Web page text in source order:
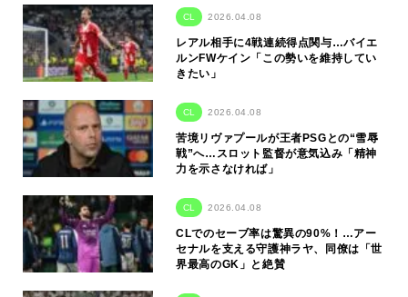
CL 2026.04.08
レアル相手に4戦連続得点関与…バイエ
ルンFWケイン「この勢いを維持してい
きたい」
CL 2026.04.08
苦境リヴァプールが王者PSGとの“雪辱
戦”へ…スロット監督が意気込み「精神
力を示さなければ」
CL 2026.04.08
CLでのセーブ率は驚異の90%！…アー
セナルを支える守護神ラヤ、同僚は「世
界最高のGK」と絶賛